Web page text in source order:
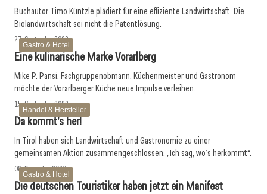
Buchautor Timo Küntzle plädiert für eine effiziente Landwirtschaft. Die
Biolandwirtschaft sei nicht die Patentlösung.
Gastro & Hotel
27. September 2022
Eine kulinarische Marke ­Vorarlberg
Mike P. Pansi, Fachgruppenobmann, Küchenmeister und Gastronom
möchte der Vorarlberger Küche neue Impulse verleihen.
Handel & Hersteller
15. September 2022
Da kommt’s her!
In Tirol haben sich Landwirtschaft und Gastronomie zu einer
gemeinsamen Aktion zusammengeschlossen: „Ich sag, wo’s herkommt“.
Gastro & Hotel
08. Dezember 2020
Die deutschen Touristiker haben jetzt ein Manifest